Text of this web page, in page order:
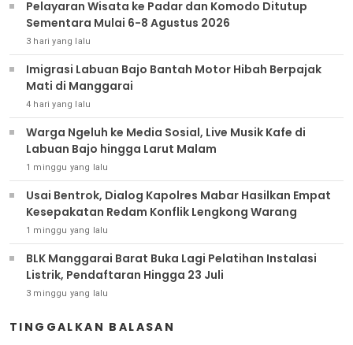
Pelayaran Wisata ke Padar dan Komodo Ditutup
Sementara Mulai 6-8 Agustus 2026
3 hari yang lalu
Imigrasi Labuan Bajo Bantah Motor Hibah Berpajak
Mati di Manggarai
4 hari yang lalu
Warga Ngeluh ke Media Sosial, Live Musik Kafe di
Labuan Bajo hingga Larut Malam
1 minggu yang lalu
Usai Bentrok, Dialog Kapolres Mabar Hasilkan Empat
Kesepakatan Redam Konflik Lengkong Warang
1 minggu yang lalu
BLK Manggarai Barat Buka Lagi Pelatihan Instalasi
Listrik, Pendaftaran Hingga 23 Juli
3 minggu yang lalu
TINGGALKAN BALASAN